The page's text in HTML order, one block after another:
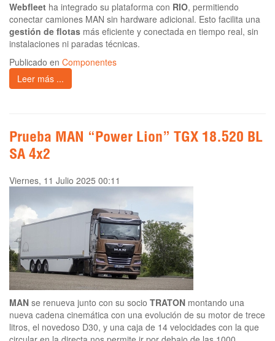
Webfleet ha integrado su plataforma con RIO, permitiendo
conectar camiones MAN sin hardware adicional. Esto facilita una
gestión de flotas más eficiente y conectada en tiempo real, sin
instalaciones ni paradas técnicas.
Publicado en Componentes
Leer más ...
Prueba MAN “Power Lion” TGX 18.520 BL
SA 4x2
Viernes, 11 Julio 2025 00:11
MAN se renueva junto con su socio TRATON montando una
nueva cadena cinemática con una evolución de su motor de trece
litros, el novedoso D30, y una caja de 14 velocidades con la que